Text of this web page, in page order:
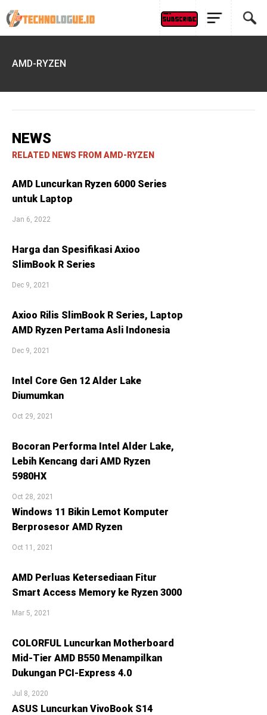
AMD-RYZEN
NEWS
RELATED NEWS FROM AMD-RYZEN
AMD Luncurkan Ryzen 6000 Series
untuk Laptop
Jan 6, 2022
Harga dan Spesifikasi Axioo
SlimBook R Series
Dec 9, 2021
Axioo Rilis SlimBook R Series, Laptop
AMD Ryzen Pertama Asli Indonesia
Dec 9, 2021
Intel Core Gen 12 Alder Lake
Diumumkan
Oct 29, 2021
Bocoran Performa Intel Alder Lake,
Lebih Kencang dari AMD Ryzen
5980HX
Oct 28, 2021
Windows 11 Bikin Lemot Komputer
Berprosesor AMD Ryzen
Oct 11, 2021
AMD Perluas Ketersediaan Fitur
Smart Access Memory ke Ryzen 3000
Mar 5, 2021
COLORFUL Luncurkan Motherboard
Mid-Tier AMD B550 Menampilkan
Dukungan PCI-Express 4.0
Jul 8, 2020
ASUS Luncurkan VivoBook S14